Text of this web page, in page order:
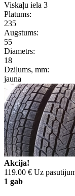
Viskaļu iela 3
Platums:
235
Augstums:
55
Diametrs:
18
Dziļums, mm:
jauna
Akcija!
119.00 € Uz
1 gab